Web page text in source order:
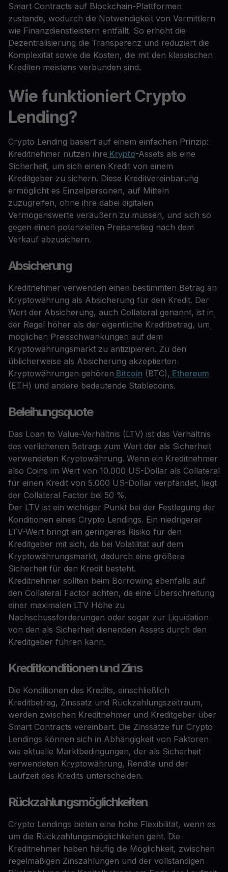
Smart Contracts auf Blockchain-Plattformen
zustande, wodurch die Notwendigkeit von Vermittlern
wie Finanzdienstleistern entfällt. So erhöht die
Dezentralisierung die Transparenz und reduziert die
Komplexität sowie die Kosten, die mit den klassischen
Krediten meistens verbunden sind.
Wie funktioniert Crypto
Lending?
Crypto Lending basiert auf einem einfachen Prinzip:
Kreditnehmer nutzen ihre Krypto-Assets als eine
Sicherheit, um sich einen Kredit von einem
Kreditgeber zu sichern. Diese Kreditvereinbarung
ermöglicht es Einzelpersonen, auf Mitteln
zuzugreifen, ohne ihre dabei digitalen
Vermögenswerte veräußern zu müssen, und sich so
gegen einen potenziellen Preisanstieg nach dem
Verkauf abzusichern.
Absicherung
Kreditnehmer verwenden einen bestimmten Betrag an
Kryptowährung als Absicherung für den Kredit. Der
Wert der Absicherung, auch Collateral genannt, ist in
der Regel höher als der eigentliche Kreditbetrag, um
möglichen Preisschwankungen auf dem
Kryptowährungsmarkt zu antizipieren. Zu den
üblicherweise als Absicherung akzeptierten
Kryptowährungen gehören Bitcoin (BTC), Ethereum
(ETH) und andere bedeutende Stablecoins.
Beleihungsquote
Das Loan to Value-Verhältnis (LTV) ist das Verhältnis
des verliehenen Betrags zum Wert der als Sicherheit
verwendeten Kryptowährung. Wenn ein Kreditnehmer
also Coins im Wert von 10.000 US-Dollar als Collateral
für einen Kredit von 5.000 US-Dollar verpfändet, liegt
der Collateral Factor bei 50 %.
Der LTV ist ein wichtiger Punkt bei der Festlegung der
Konditionen eines Crypto Lendings. Ein niedrigerer
LTV-Wert bringt ein geringeres Risiko für den
Kreditgeber mit sich, da bei Volatilität auf dem
Kryptowährungsmarkt, dadurch eine größere
Sicherheit für den Kredit besteht.
Kreditnehmer sollten beim Borrowing ebenfalls auf
den Collateral Factor achten, da eine Überschreitung
einer maximalen LTV Höhe zu
Nachschussforderungen oder sogar zur Liquidation
von den als Sicherheit dienenden Assets durch den
Kreditgeber führen kann.
Kreditkonditionen und Zins
Die Konditionen des Kredits, einschließlich
Kreditbetrag, Zinssatz und Rückzahlungszeitraum,
werden zwischen Kreditnehmer und Kreditgeber über
Smart Contracts vereinbart. Die Zinssätze für Crypto
Lendings können sich in Abhängigkeit von Faktoren
wie aktuelle Marktbedingungen, der als Sicherheit
verwendeten Kryptowährung, Rendite und der
Laufzeit des Kredits unterscheiden.
Rückzahlungsmöglichkeiten
Crypto Lendings bieten eine hohe Flexibilität, wenn es
um die Rückzahlungsmöglichkeiten geht. Die
Kreditnehmer haben häufig die Möglichkeit, zwischen
regelmäßigen Zinszahlungen und der vollständigen